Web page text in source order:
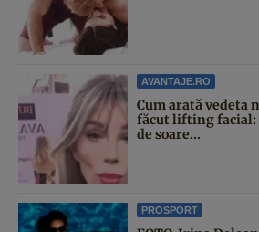
AVANTAJE.RO
Cum arată vedeta
făcut lifting facial:
de soare...
PROSPORT